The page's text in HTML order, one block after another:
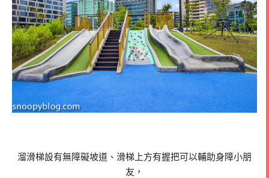
溜滑梯設有無障礙坡道、滑梯上方有握把可以輔助身障小朋
友，